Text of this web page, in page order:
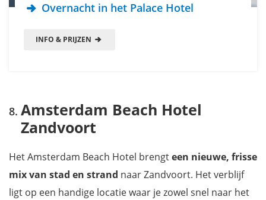
Overnacht in het Palace Hotel
INFO & PRIJZEN
Amsterdam Beach Hotel
Zandvoort
Het Amsterdam Beach Hotel brengteen nieuwe, frisse
mix van stad en strand naar Zandvoort. Het verblijf
ligt op een handige locatie waar je zowel snel naar het